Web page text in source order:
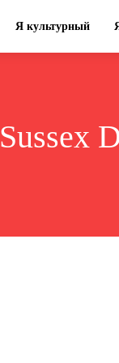
Я культурный
Sussex